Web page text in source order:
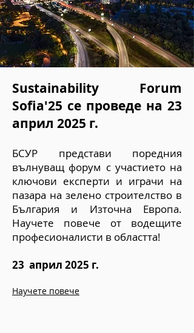
Sustainability Forum
Sofia'25 се проведе на 23
април 2025 г.
БСУР представи поредния
вълнуващ форум с участието на
ключови експерти и играчи на
пазара на зелено строителство в
България и Източна Европа.
Научете повече от водещите
професионалисти в областта!
23 април 2025 г.
Научете повече